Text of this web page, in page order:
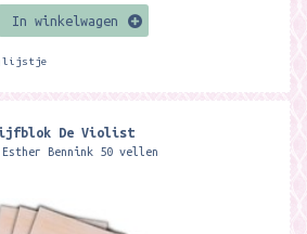
In winkelwagen
De Violist
Bennink 50 vellen